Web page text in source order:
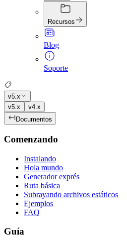
Recursos
Blog
Soporte
v5.x
v5.x
v4.x
Documentos
Comenzando
Instalando
Hola mundo
Generador exprés
Ruta básica
Subrayando archivos estáticos
Ejemplos
FAQ
Guía